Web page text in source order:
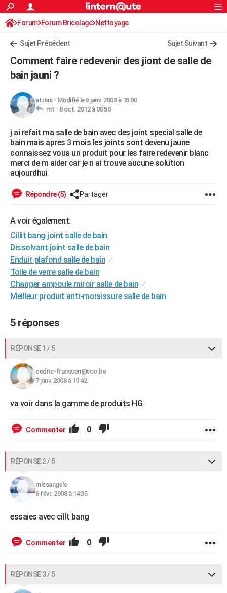
ACTUALITÉS
Politique
Société
Faits Divers
Education
Monde
Villes
+
Programme TV
TNTStreaming
Cinéma
Sorties cinéma
Musique
+FINANCE
Retraite
Impôts
Epargne
Immobilier
Risques naturels par ville
Banque
Assurance
Crédit
AUTO
Essais
Réserver un essai
Citadines
Berlines
SUV
Forum auto
+HIGH-TECH
Mobiles
Meilleur smartphone
Internet
Ordinateurs
Jeux vidéo
Guide high-tech
+
BRICOLAGE
Forum
Aménagement intérieur
Extérieur
Cuisine
Salle de bains
Jardinage
Rangement
WEEK-END
Guides de France
Escapades
Patrimoine
Expositions
Musées
Week-end nature
+LIFESTYLE
Art de vivre
Bien-être
Loisirs
Mode
Modes de vie
SANTE
Alimentation
Guide de la santé
Maladies
Médicaments
Sommeil
VOYAGE
Destinations
City break
Voyage nature
Voyage de noces
Forum
Climat
+PHOTO
GUIDES D'ACHAT
BONS PLANS
CARTE DE VOEUX
Carte de Noël
Carte Bonne année
Carte Saint-Valentin
Carte Pâques
Carte d'anniversaire
DICTIONNAIRE
Biographies
Expressions
PROGRAMME TV
COPAINS D'AVANT
S'inscrire
Se connecter
Lycées
Collèges
Primaires
Universités
Entreprises
Service militaire
Avis de recherche
AVIS DE DÉCÈS
FORUM
S'inscrire
Connexion
Forum Forum Bricolage Nettoyage
Sujet Précédent Sujet Suivant
Comment faire redevenir des jiont de salle de
bain jauni ?
attias- Modifié le 6 janv. 2008 à 15:00
mt - 8 oct. 2012 à 08:50
j ai refait ma salle de bain avec des joint special salle de
bain mais apres 3 mois les joints sont devenu jaune
connaissez vous un produit pour les faire redevenir blanc
merci de m aider car je n ai trouve aucune solution
aujourdhui
Répondre (5) Partager
A voir également:
Cillit bang joint salle de bain
Dissolvant joint salle de bain
Enduit plafond salle de bain ✓
Toile de verre salle de bain
Changer ampoule miroir salle de bain ✓
Meilleur produit anti-moisissure salle de bain
5 réponses
RÉPONSE 1 / 5
cedric-franssen@voo.be
7 janv. 2008 à 19:42
va voir dans la gamme de produits HG
Commenter 0
RÉPONSE 2 / 5
missangele
6 févr. 2008 à 14:35
essaies avec cillt bang
Commenter 0
RÉPONSE 3 / 5